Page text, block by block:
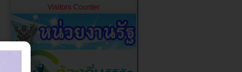
Visitors Counter